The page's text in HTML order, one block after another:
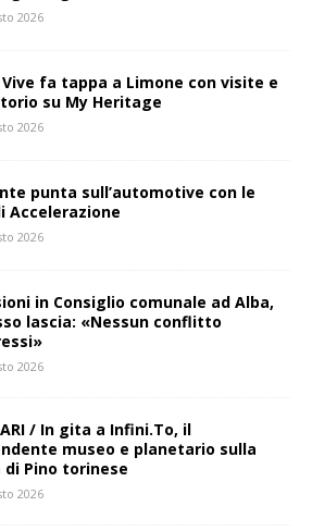
2026
Vive fa tappa a Limone con visite e
su My Heritage
2026
punta sull’automotive con le
Accelerazione
2026
in Consiglio comunale ad Alba,
lascia: «Nessun conflitto
2026
/ In gita a Infini.To, il
museo e planetario sulla
di Pino torinese
2026